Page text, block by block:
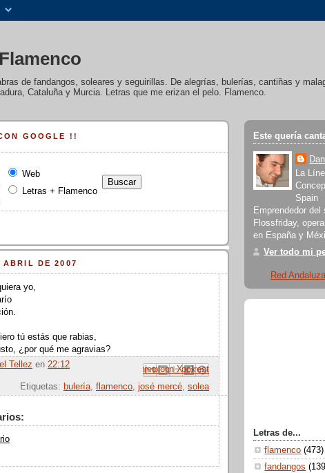
de fandangos, soleares y seguirillas. De alegrías, bulerías, cantiñas y
Cataluña y Murcia. Letras que me erizan el pelo. Flamenco.
GOOGLE !!
Web
Letras + Flamenco
ABRIL DE 2007
yo,
tú estás que rabias,
¿por qué me agravias?
Tellez en 22:12
Enviar por correo electrónico
Escribe un blog
Compartir en X
Compartir con Facebook
Compartir en Pinterest
Etiquetas: bulería flamenco josé mercé solea
Este quería
La
Spain
Emprendedor del
Flossfriday,
en España y
Ver todo mi
Red
Letras de...
flamenco (473)
fandangos